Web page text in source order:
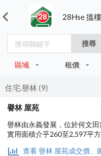
28Hse 搵
搜尋
區域 租價
住宅,譽林 (9)
譽林 屋苑
譽林由永義發展，位於何文
實用面積介乎260至2,597平
查看 譽林 屋苑成交價、